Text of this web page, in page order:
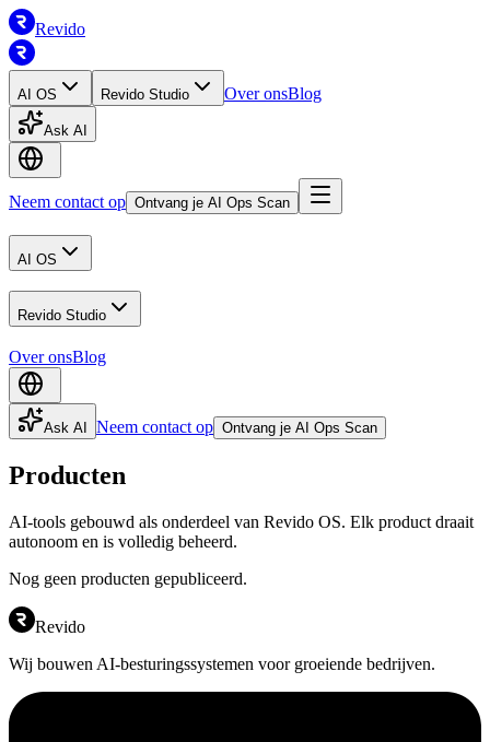
Revido
AI OS Revido Studio Over onsBlog
Ask AI
Neem contact op Ontvang je AI Ops Scan
AI OS
Revido Studio
Over onsBlog
Ask AI Neem contact op Ontvang je AI Ops Scan
Producten
AI-tools gebouwd als onderdeel van Revido OS. Elk product draait
autonoom en is volledig beheerd.
Nog geen producten gepubliceerd.
Revido
Wij bouwen AI-besturingssystemen voor groeiende bedrijven.